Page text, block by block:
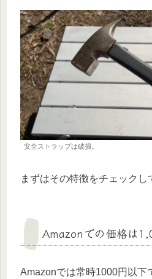
安全ストラップは破損。
まずはその特徴をチェックし
Amazonでの価格は
Amazonでは常時1000円以下